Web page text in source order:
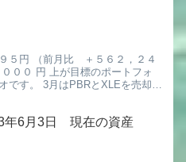
５円 （前月比 ＋５６２，２４
００ 円 上が目標のポートフォ
です。 3月はPBRとXLEを売却し
年6月3日 現在の資産